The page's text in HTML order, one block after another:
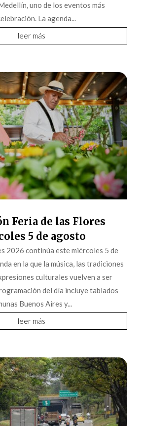
uno de los eventos más
La agenda...
leer más
Feria de las Flores
5 de agosto
2026 continúa este miércoles 5 de
en la que la música, las tradiciones
culturales vuelven a ser
del día incluye tablados
Buenos Aires y...
leer más